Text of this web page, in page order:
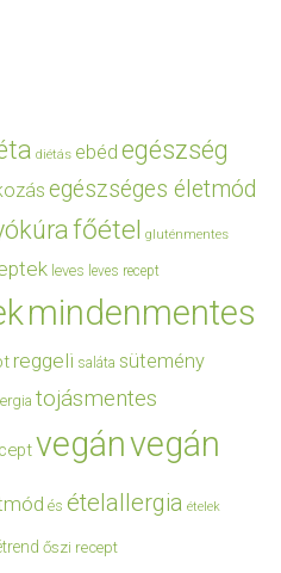
diétás ebéd egészség
egészséges életmód
főétel gluténmentes
leves leves recept
mindenmentes
reggeli saláta sütemény
tojásmentes
vegánvegán
és ételallergia ételek
őszi recept